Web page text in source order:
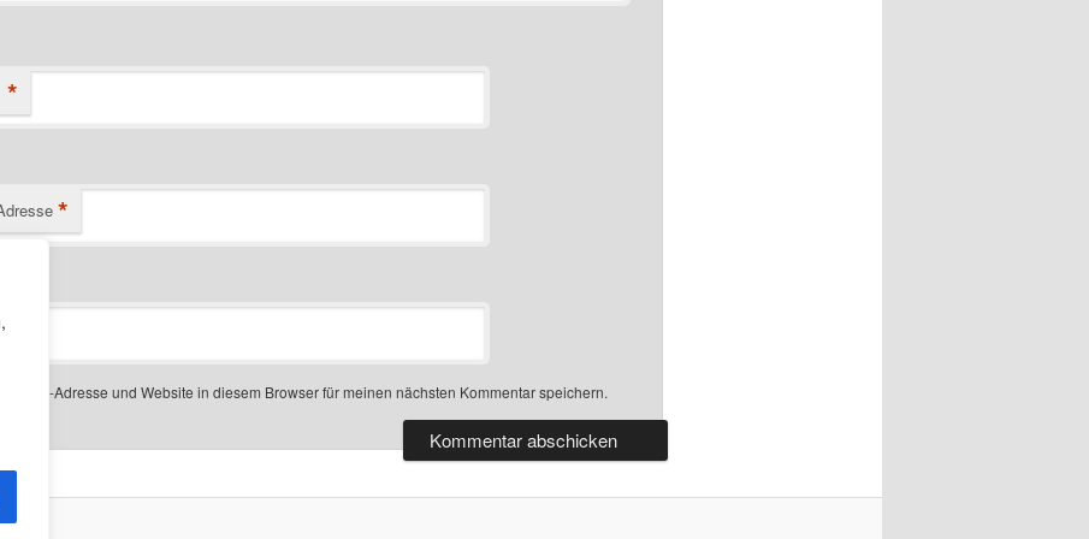
*
*
E-Mail-Adresse und Website in diesem Browser für meinen nächsten Kommentar speichern.